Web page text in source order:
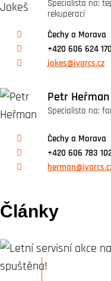
Specialista na:
rekuperací
Čechy a Morava
+420 606 624 170
jokes@ivarcs.cz
Petr Heřman
Specialista na:
Čechy a Morava
+420 606 783
Články